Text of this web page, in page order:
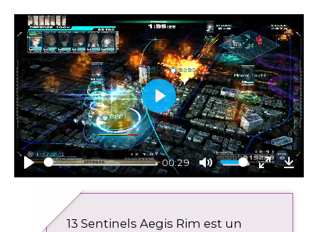
P
00:29
M
u
e
E
n
D
o
P
l
a
y
13 Sentinels Aegis Rim est un